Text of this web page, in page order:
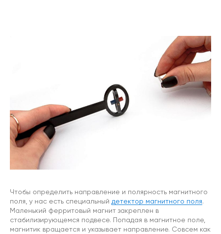
Чтобы определить направление и полярность магнитного
поля, у нас есть специальный детектор магнитного поля.
Маленький ферритовый магнит закреплен в
стабилизирующемся подвесе. Попадая в магнитное поле,
магнитик вращается и указывает направление. Совсем как